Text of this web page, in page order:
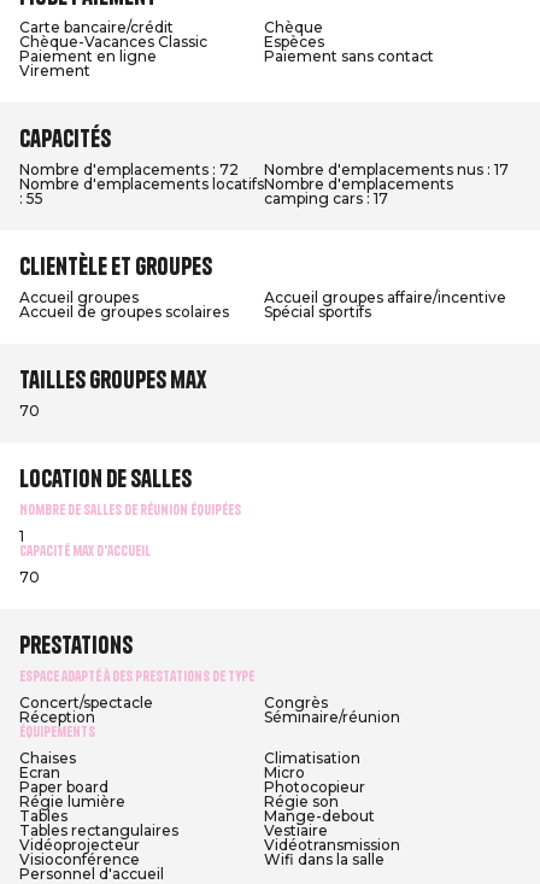
Carte bancaire/crédit
Chèque
Chèque-Vacances Classic
Espèces
Paiement en ligne
Paiement sans contact
Virement
Capacités
Nombre d'emplacements : 72
Nombre d'emplacements nus : 17
Nombre d'emplacements locatifs
: 55
Nombre d'emplacements
camping cars : 17
Clientèle et groupes
Accueil groupes
Accueil groupes affaire/incentive
Accueil de groupes scolaires
Spécial sportifs
Tailles groupes max
70
Location de salles
Nombre de salles de réunion équipées
1
Capacité max d'accueil
70
Prestations
Espace adapté à des prestations de type
Concert/spectacle
Congrès
Réception
Séminaire/réunion
Équipements
Chaises
Climatisation
Ecran
Micro
Paper board
Photocopieur
Régie lumière
Régie son
Tables
Mange-debout
Tables rectangulaires
Vestiaire
Vidéoprojecteur
Vidéotransmission
Visioconférence
Wifi dans la salle
Personnel d'accueil